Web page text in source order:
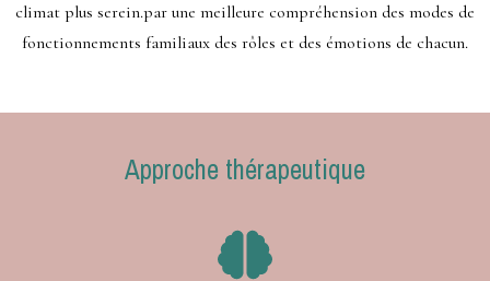
climat plus serein.par une meilleure compréhension des modes de
fonctionnements familiaux des rôles et des émotions de chacun.
Approche thérapeutique